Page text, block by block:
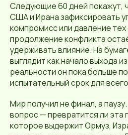
Следующие 60 дней покажут,
США и Ирана зафиксировать
компромисс или давление тех
продолжение конфликта
удерживать влияние. На
выглядит как начало выхода
реальности он пока больше
испытательный срок для
Мир получил не финал, а
вопрос — превратится ли эта
которое выдержит Ормуз,